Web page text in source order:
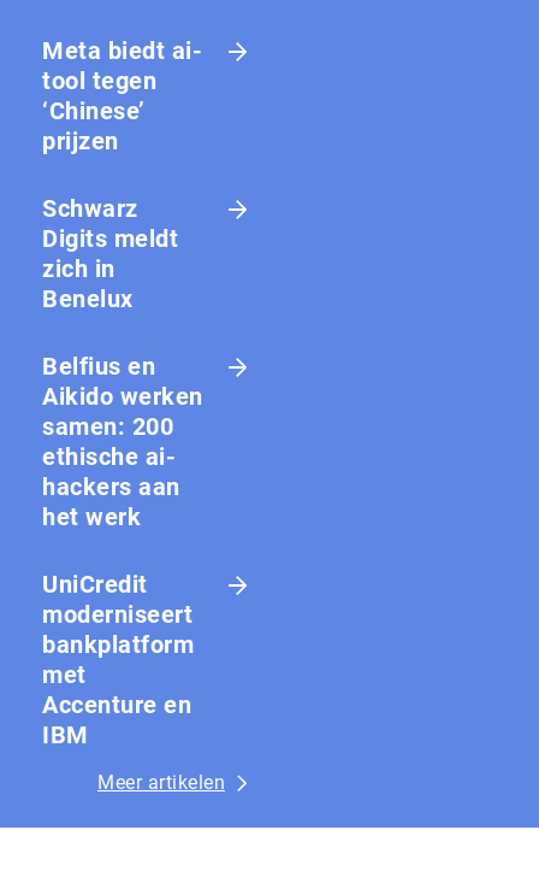
Meta biedt ai-
tool tegen
‘Chinese’
prijzen
Schwarz
Digits meldt
zich in
Benelux
Belfius en
Aikido werken
samen: 200
ethische ai-
hackers aan
het werk
UniCredit
moderniseert
bankplatform
met
Accenture en
IBM
Meer artikelen